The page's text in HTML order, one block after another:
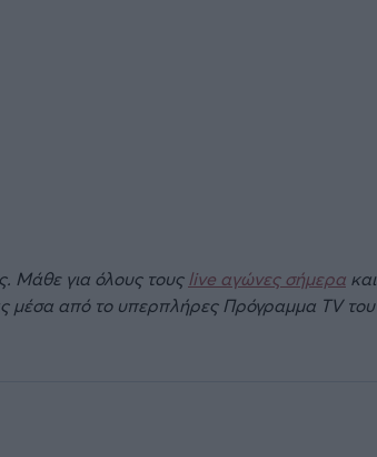
Μάθε για όλους τους live αγώνες σήμερα και
μέσα από το υπερπλήρες Πρόγραμμα TV του